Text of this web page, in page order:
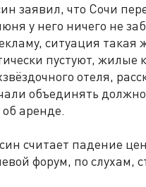
заявил, что Сочи
у него ничего не
ситуация такая
пустуют, жилые
отеля,
объединять
аренде.
считает падение
форум, по слухам,